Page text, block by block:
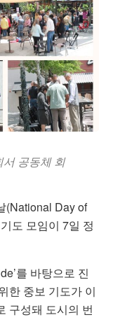
공동체 회
(National Day of
도 모임이 7일 정
를 바탕으로 진
한 중보 기도가 이
구성돼 도시의 번